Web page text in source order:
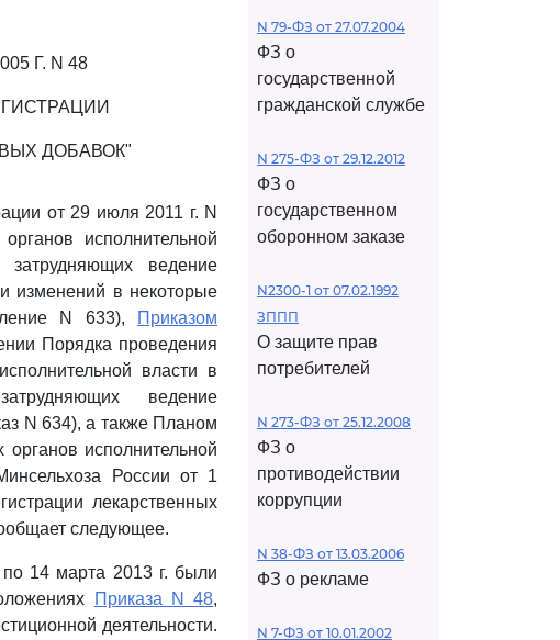
Г. N 48
ДОБАВОК"
от 29 июля 2011 г. N
исполнительной
ведение
изменений в некоторые
N 633),
Приказом
Порядка проведения
власти в
ведение
N 634), а также Планом
исполнительной
России от 1
лекарственных
следующее.
14 марта 2013 г. были
Приказа N 48,
деятельности.
N 79-ФЗ от 27.07.2004
ФЗ о
государственной
гражданской службе
N 275-ФЗ от 29.12.2012
ФЗ о
государственном
оборонном заказе
N2300-1 от 07.02.1992
ЗППП
О защите прав
потребителей
N 273-ФЗ от 25.12.2008
ФЗ о
противодействии
коррупции
N 38-ФЗ от 13.03.2006
ФЗ о рекламе
N 7-ФЗ от 10.01.2002